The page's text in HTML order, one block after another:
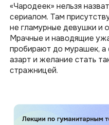
«Чародеек» нельзя
сериалом. Там
не гламурные девушки и
Мрачные и наводящие
пробирают до мурашек, а
азарт и желание стать
стражницей.